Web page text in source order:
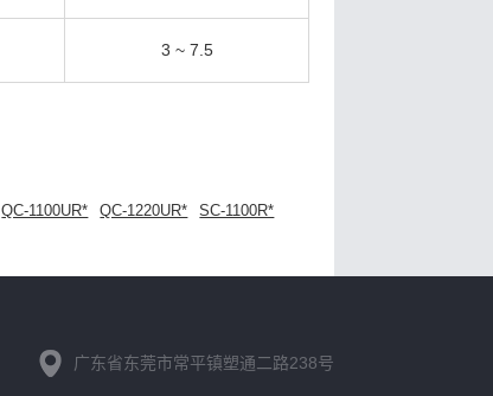
3 ~ 7.5
QC-1100UR* QC-1220UR*
SC-1100R*
广东省东莞市常平镇塑通二路238号